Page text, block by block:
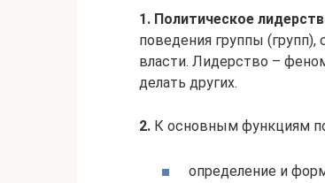
1. Политическое
поведения группы
власти. Лидерство –
делать других.
2. К основным функциям
определение и